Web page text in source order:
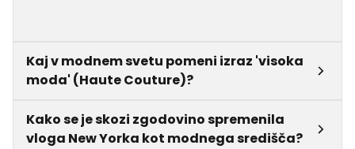
Kaj v modnem svetu pomeni izraz 'visoka
moda' (Haute Couture)?
Kako se je skozi zgodovino spremenila
vloga New Yorka kot modnega središča?